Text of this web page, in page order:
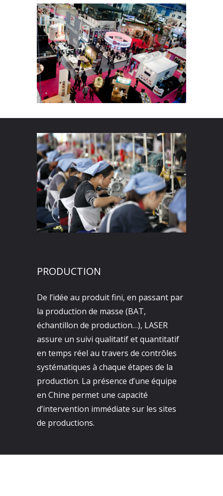
PRODUCTION
De l’idée au produit fini, en passant par
la production de masse (BAT,
échantillon de production…), LASER
assure un suivi qualitatif et quantitatif
en temps réel au travers de contrôles
systématiques à chaque étapes de la
production. La présence d’une équipe
en Chine permet une capacité
d’intervention immédiate sur les sites
de productions.